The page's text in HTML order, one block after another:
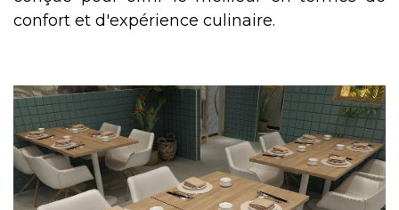
confort et d'expérience culinaire.